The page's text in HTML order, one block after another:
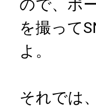
ので、ポ
を撮って
よ。
それでは